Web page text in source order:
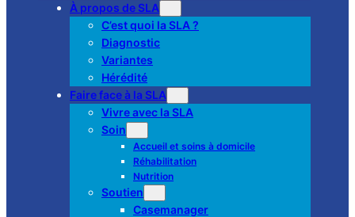
À propos de SLA
C’est quoi la SLA ?
Diagnostic
Variantes
Hérédité
Faire face à la SLA
Vivre avec la SLA
Soin
Accueil et soins à domicile
Réhabilitation
Nutrition
Soutien
Casemanager